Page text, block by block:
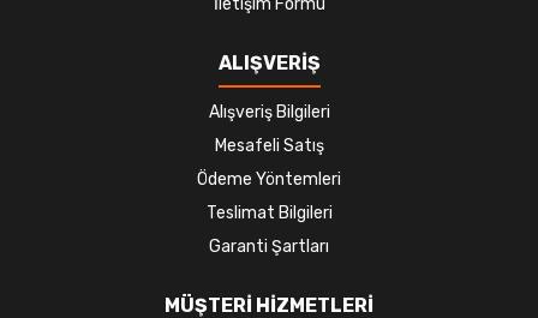
İletişim Formu
ALIŞVERİŞ
Alışveriş Bilgileri
Mesafeli Satış
Ödeme Yöntemleri
Teslimat Bilgileri
Garanti Şartları
MÜŞTERİ HİZMETLERİ